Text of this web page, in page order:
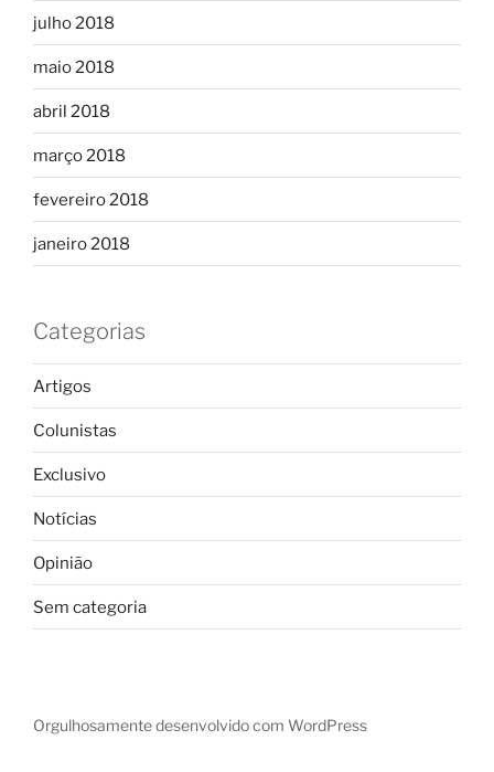
julho 2018
maio 2018
abril 2018
março 2018
fevereiro 2018
janeiro 2018
Categorias
Artigos
Colunistas
Exclusivo
Notícias
Opinião
Sem categoria
Orgulhosamente desenvolvido com WordPress